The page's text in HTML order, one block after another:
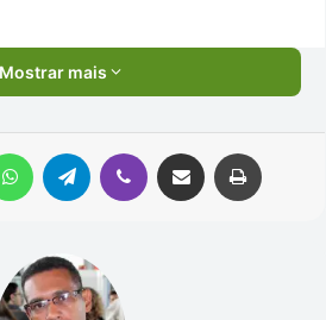
Mostrar mais
WhatsAppTelegram Viber Compartilhar via e-mail